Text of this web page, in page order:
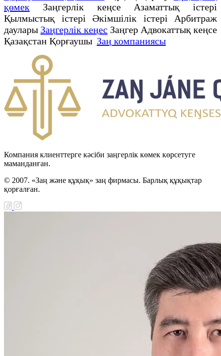
қөмек Заңгерлік кеңсе Азаматтық істері
Қылмыстық істері Әкімшілік істері Арбитраж
даулары Заңгерлік кеңес Заңгер Адвокаттық кеңсе
Қазақстан Қорғаушы Заң компаниясы
Компания клиенттерге кәсіби заңгерлік көмек көрсетуге
маманданған.
© 2007. «Заң және құқық» заң фирмасы. Барлық құқықтар
қорғалған.